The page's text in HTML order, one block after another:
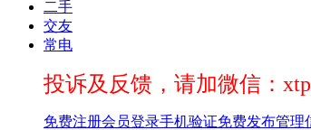
二手
交友
常电
投诉及反馈，请加微信：
免费注册会员登录手机验证免费发布管理